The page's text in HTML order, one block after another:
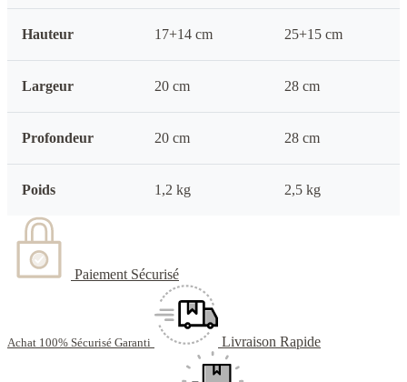
Hauteur 17+14 cm 25+15 cm
Largeur 20 cm 28 cm
Profondeur 20 cm 28 cm
Poids 1,2 kg 2,5 kg
Paiement Sécurisé
Achat 100% Sécurisé Garanti Livraison Rapide